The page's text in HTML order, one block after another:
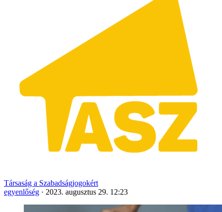
Társaság a Szabadságjogokért
egyenlőség · 2023. augusztus 29. 12:23